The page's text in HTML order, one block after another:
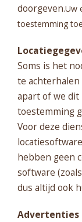
doorgeven.Uw
toestemming
Soms is het
te achterhalen
apart of we dit
toestemming
Voor deze
hebben geen
software
dus altijd ook
Advertenties